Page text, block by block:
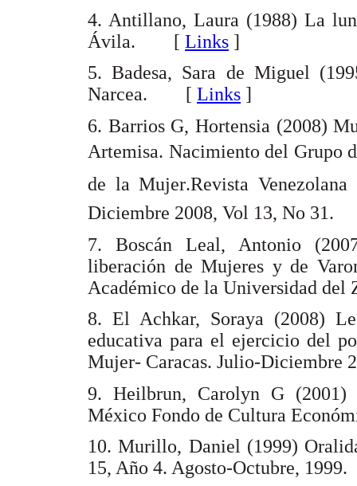
4. Antillano, Laura (1988) La
Ávila. [ Links ]
5. Badesa, Sara de Miguel
Narcea. [ Links ]
6. Barrios G, Hortensia (2008)
Artemisa. Nacimiento del Grupo
de la Mujer.Revista
Diciembre 2008, Vol 13, No
7. Boscán Leal, Antonio
liberación de Mujeres y de
Académico de la Universidad
8. El Achkar, Soraya (2008)
educativa para el ejercicio del
Mujer- Caracas. Julio-
9. Heilbrun, Carolyn G (2001)
México Fondo de Cultura
10. Murillo, Daniel (1999)
15, Año 4. Agosto-Octubre,